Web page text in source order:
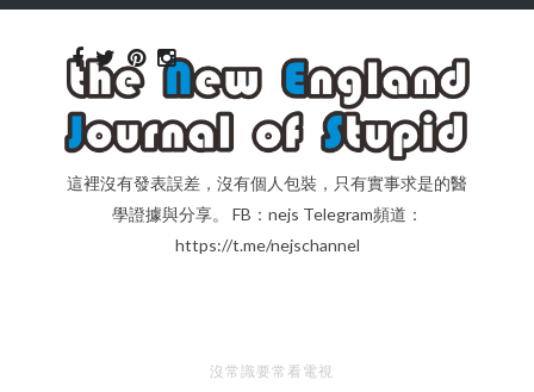
這裡沒有發表誤差，沒有個人包裝，只有實事求是的醫
學證據與分享。 FB：nejs Telegram頻道：
https://t.me/nejschannel
沒常識要常看電視